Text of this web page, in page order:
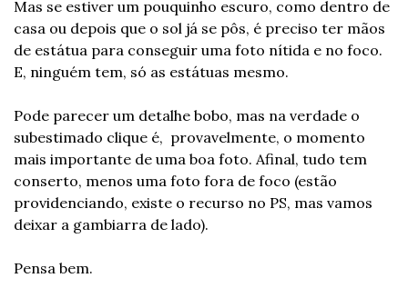
Mas se estiver um pouquinho escuro, como dentro de
casa ou depois que o sol já se pôs, é preciso ter mãos
de estátua para conseguir uma foto nítida e no foco.
E, ninguém tem, só as estátuas mesmo.
Pode parecer um detalhe bobo, mas na verdade o
subestimado clique é,  provavelmente, o momento
mais importante de uma boa foto. Afinal, tudo tem
conserto, menos uma foto fora de foco (estão
providenciando, existe o recurso no PS, mas vamos
deixar a gambiarra de lado).
Pensa bem.